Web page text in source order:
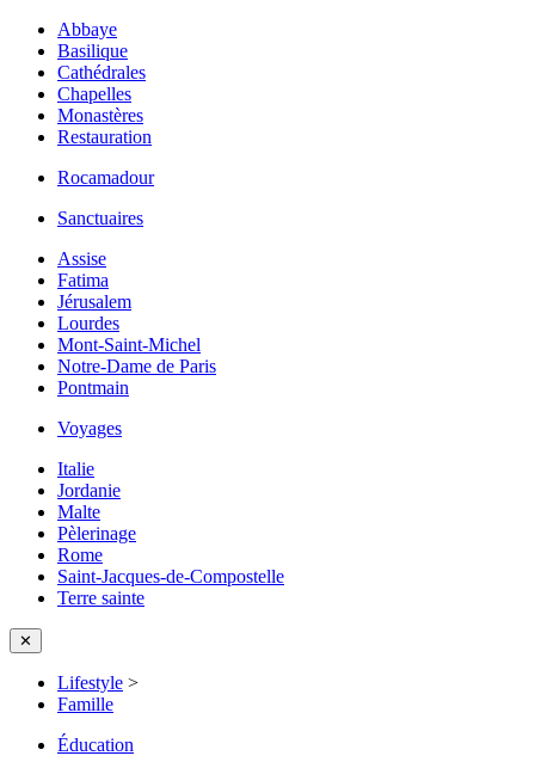
Abbaye
Basilique
Cathédrales
Chapelles
Monastères
Restauration
Rocamadour
Sanctuaires
Assise
Fatima
Jérusalem
Lourdes
Mont-Saint-Michel
Notre-Dame de Paris
Pontmain
Voyages
Italie
Jordanie
Malte
Pèlerinage
Rome
Saint-Jacques-de-Compostelle
Terre sainte
✕
Lifestyle >
Famille
Éducation